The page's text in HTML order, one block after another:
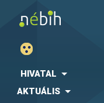
HIVATAL
AKTUÁLIS